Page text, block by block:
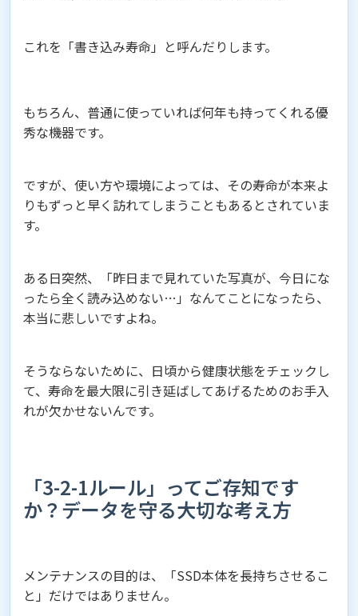
これを「書き込み寿命」と呼んだりします。
もちろん、普通に使っていれば何年も持ってくれる優
秀な機器です。
ですが、使い方や環境によっては、その寿命が本来よ
りもずっと早く訪れてしまうこともあるとされていま
す。
ある日突然、「昨日まで見れていた写真が、今日にな
ったら全く読み込めない…」なんてことになったら、
本当に悲しいですよね。
そうならないために、日頃から健康状態をチェックし
て、寿命を最大限に引き延ばしてあげるためのお手入
れが欠かせないんです。
「3-2-1ルール」ってご存知です
か？データを守る大切な考え方
メンテナンスの目的は、「SSD本体を長持ちさせるこ
と」だけではありません。